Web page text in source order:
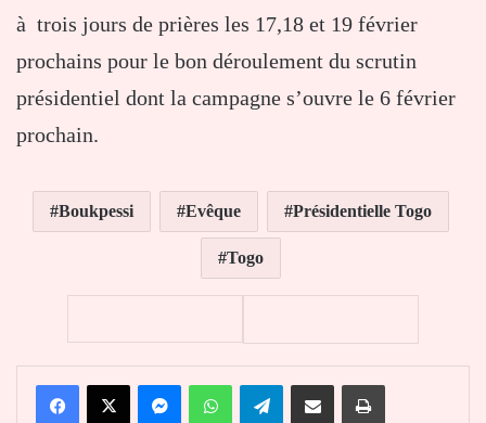
à trois jours de prières les 17,18 et 19 février
prochains pour le bon déroulement du scrutin
présidentiel dont la campagne s’ouvre le 6 février
prochain.
Boukpessi Evêque Présidentielle Togo
Togo
FacebookX MessengerWhatsAppTelegramPartager par email Imprimer